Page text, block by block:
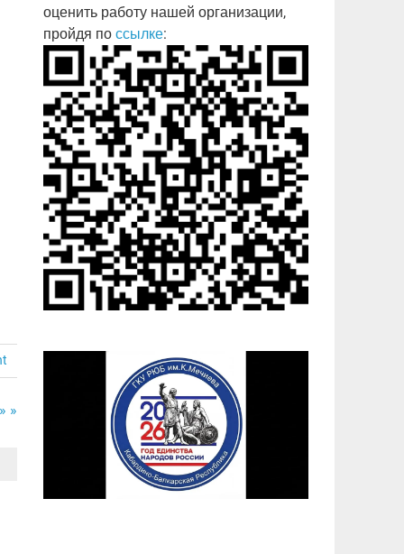
»
оценить работу нашей организации,
пройдя по ссылке: